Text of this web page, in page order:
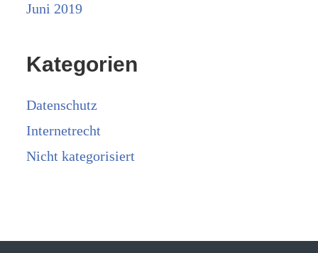
Juni 2019
Kategorien
Datenschutz
Internetrecht
Nicht kategorisiert